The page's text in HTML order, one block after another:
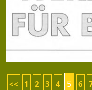
<< 1 2 3 4 5 6 7